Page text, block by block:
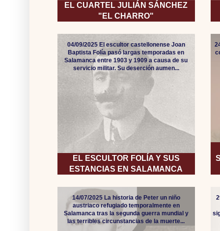
EL CUARTEL JULIÁN SÁNCHEZ
"EL CHARRO"
EL ESCULTOR FOLÍA Y SUS
ESTANCIAS EN SALAMANCA
04/09/2025 El escultor castellonense Joan
Baptista Folía pasó largas temporadas en
Salamanca entre 1903 y 1909 a causa de su
servicio militar. Su deserción aumen...
14/07/2025 La historia de Peter un niño
austriaco refugiado temporalmente en
Salamanca tras la segunda guerra mundial y
las terribles circunstancias de la muerte...